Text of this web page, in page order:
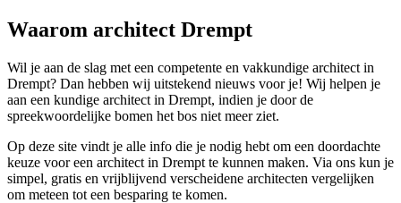
Waarom architect Drempt
Wil je aan de slag met een competente en vakkundige architect in
Drempt? Dan hebben wij uitstekend nieuws voor je! Wij helpen je
aan een kundige architect in Drempt, indien je door de
spreekwoordelijke bomen het bos niet meer ziet.
Op deze site vindt je alle info die je nodig hebt om een doordachte
keuze voor een architect in Drempt te kunnen maken. Via ons kun je
simpel, gratis en vrijblijvend verscheidene architecten vergelijken
om meteen tot een besparing te komen.